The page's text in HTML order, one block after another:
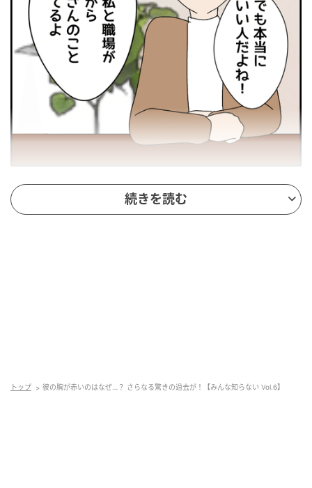
続きを読む
トップ 彼の胸が赤いのはなぜ…？ さらなる驚きの過去が！【みんな知らない Vol.6】